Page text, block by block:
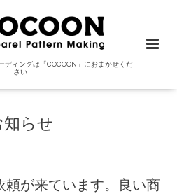
ディングは「COCOON」におまかせくだ
さい
知らせ
頼が来ています。良い商